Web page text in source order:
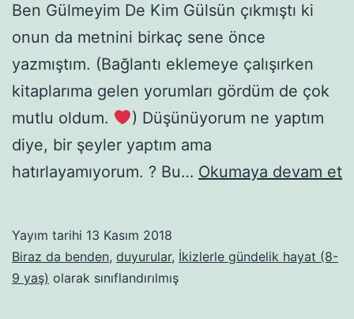
Ben Gülmeyim De Kim Gülsün çıkmıştı ki
onun da metnini birkaç sene önce
yazmıştım. (Bağlantı eklemeye çalışırken
kitaplarıma gelen yorumları gördüm de çok
mutlu oldum.
) Düşünüyorum ne yaptım
diye, bir şeyler yaptım ama
hatırlayamıyorum. ? Bu… Okumaya devam et
Yayım tarihi 13 Kasım 2018
Biraz da benden, duyurular, İkizlerle gündelik hayat (8-
9 yaş) olarak sınıflandırılmış